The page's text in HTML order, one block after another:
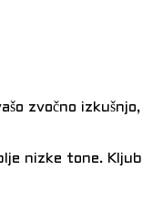
zvočno izkušnjo,
nizke tone. Kljub